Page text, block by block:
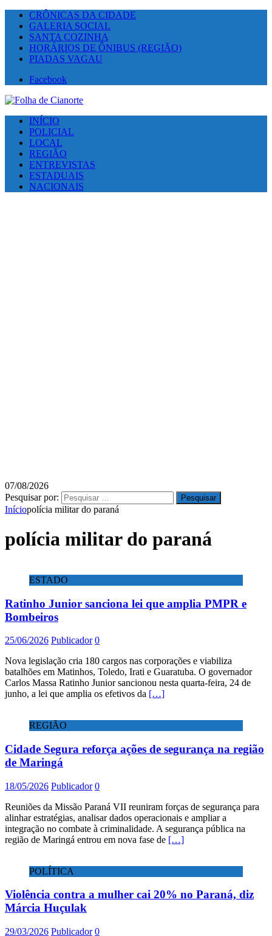
CRÔNICAS DA CIDADE
GALERIA SOCIAL
SANTA COZINHA
HORÁRIOS DE ÔNIBUS (REGIÃO)
PIADAS VAGAU
Facebook
INÍCIO
POLICIAL
LOCAL
REGIÃO
ENTREVISTAS
ESTADUAIS
NACIONAIS
07/08/2026
Pesquisar por:
Iníciopolícia militar do paraná
polícia militar do paraná
ESTADO
Ratinho Junior sanciona lei que amplia PMPR e
Bombeiros
25/06/2026 Publicador 0
Nova legislação cria 180 cargos nas corporações e viabiliza
batalhões em Matinhos, Toledo, Irati e Guaratuba. O governador
Carlos Massa Ratinho Junior sancionou nesta quarta-feira, 24 de
junho, a lei que amplia os efetivos da […]
REGIÃO
Cidade Segura reforça ações de segurança na região
de Maringá
18/05/2026 Publicador 0
Reuniões da Missão Paraná VII reuniram forças de segurança para
alinhar estratégias, analisar dados operacionais e ampliar a
integração no combate à criminalidade. A segurança pública na
região de Maringá entrou em nova fase de […]
POLÍTICA
Violência contra a mulher cai 20% no Paraná, diz
Márcia Huçulak
29/03/2026 Publicador 0